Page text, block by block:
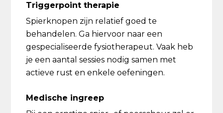
Triggerpoint therapie
Spierknopen zijn relatief goed te
behandelen. Ga hiervoor naar een
gespecialiseerde fysiotherapeut. Vaak heb
je een aantal sessies nodig samen met
actieve rust en enkele oefeningen.
Medische ingreep